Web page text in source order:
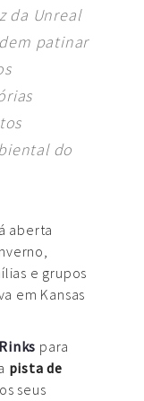
da Unreal
patinar
do
aberta
e grupos
em Kansas
para
pista de
seus